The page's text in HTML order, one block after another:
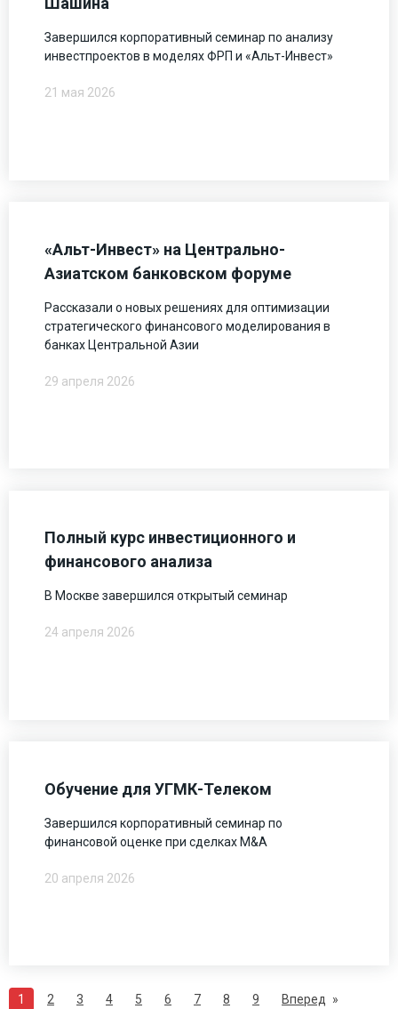
Завершился корпоративный семинар по анализу
инвестпроектов в моделях ФРП и «Альт-Инвест»
21 мая 2026
«Альт-Инвест» на Центрально-
Азиатском банковском форуме
Рассказали о новых решениях для оптимизации
стратегического финансового моделирования в
банках Центральной Азии
29 апреля 2026
Полный курс инвестиционного и
финансового анализа
В Москве завершился открытый семинар
24 апреля 2026
Обучение для УГМК-Телеком
Завершился корпоративный семинар по
финансовой оценке при сделках M&A
20 апреля 2026
1 2 3 4 5 6 7 8 9 Вперед